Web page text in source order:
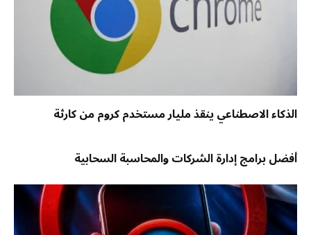
الذكاء الاصطناعي ينقذ مليار مستخدم كروم من كارثة
أفضل برامج إدارة الشركات والمحاسبة السحابية